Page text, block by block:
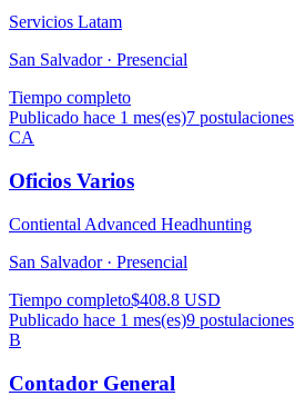
Servicios Latam
San Salvador · Presencial
Tiempo completo
Publicado hace 1 mes(es)7 postulaciones
CA
Oficios Varios
Contiental Advanced Headhunting
San Salvador · Presencial
Tiempo completo$408.8 USD
Publicado hace 1 mes(es)9 postulaciones
B
Contador General